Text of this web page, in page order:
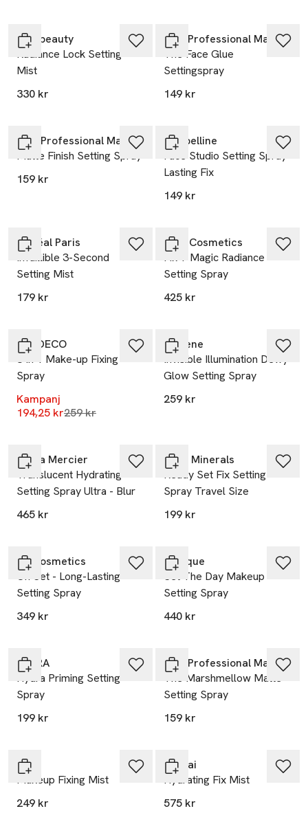
rms beauty
Radiance Lock Setting
Mist
330 kr
NYX Professional Makeup
The Face Glue
Settingspray
149 kr
NYX Professional Makeup
Matte Finish Setting Spray
159 kr
Maybelline
Face Studio Setting Spray
Lasting Fix
149 kr
L'Oréal Paris
Infaillible 3-Second
Setting Mist
179 kr
MAC Cosmetics
Fix + Magic Radiance
Setting Spray
425 kr
ARTDECO
3 In 1 Make-up Fixing
Spray
Kampanj
194,25 krLägsta pris 30 dagar
259 kr
Lumene
Invisible Illumination Dewy
Glow Setting Spray
259 kr
Laura Mercier
Translucent Hydrating
Setting Spray Ultra - Blur
465 kr
IDUN Minerals
Ready Set Fix Setting
Spray Travel Size
199 kr
LH Cosmetics
On Set - Long-Lasting
Setting Spray
349 kr
Clinique
Set The Day Makeup
Setting Spray
440 kr
MOIRA
Hydra Priming Setting
Spray
199 kr
NYX Professional Makeup
The Marshmellow Matte
Setting Spray
159 kr
Pixi
Makeup Fixing Mist
249 kr
Sensai
Hydrating Fix Mist
575 kr